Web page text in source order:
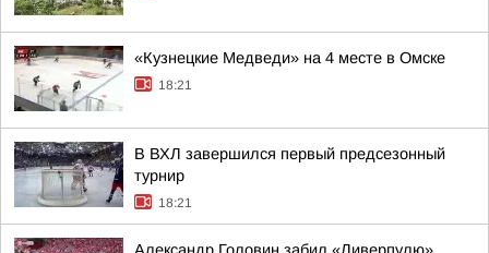
«Кузнецкие Медведи» на 4 месте в Омске
18:21
В ВХЛ завершился первый предсезонный
турнир
18:21